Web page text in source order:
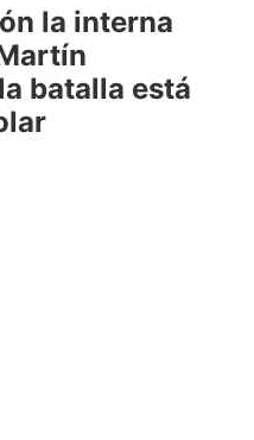
la interna
batalla está